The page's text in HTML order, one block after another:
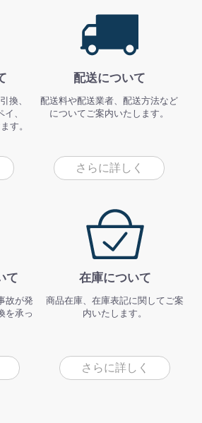
換、
、
す。
配送について
配送料や配送業者、配送方法など
についてご案内いたします。
さらに詳しく
て
故が発
を承っ
在庫について
商品在庫、在庫表記に関してご案
内いたします。
さらに詳しく